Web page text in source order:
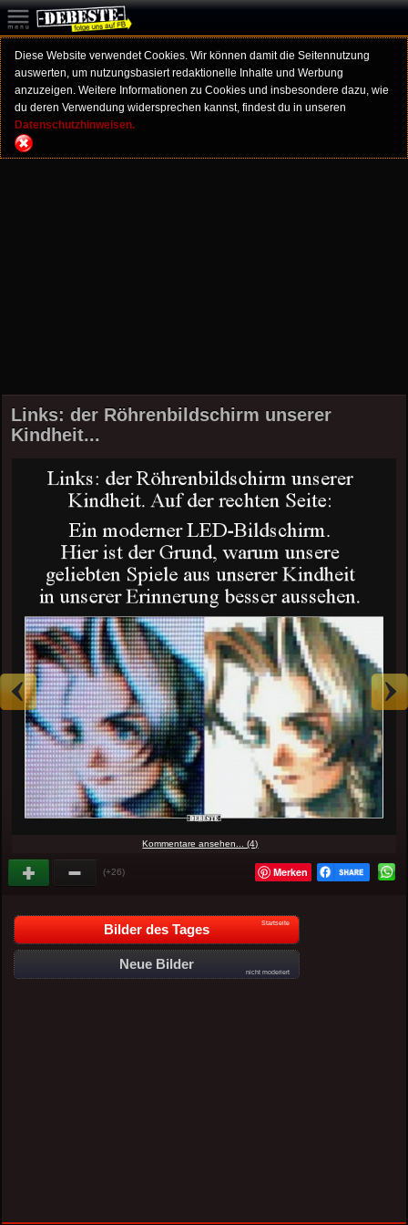
Diese Website verwendet Cookies. Wir können damit die Seitennutzung
auswerten, um nutzungsbasiert redaktionelle Inhalte und Werbung
anzuzeigen. Weitere Informationen zu Cookies und insbesondere dazu, wie
du deren Verwendung widersprechen kannst, findest du in unseren
Datenschutzhinweisen.
Links: der Röhrenbildschirm unserer
Kindheit...
Kommentare ansehen... (4)
(+26) Merken
Bilder des Tages Startseite
Neue Bilder
nicht moderiert